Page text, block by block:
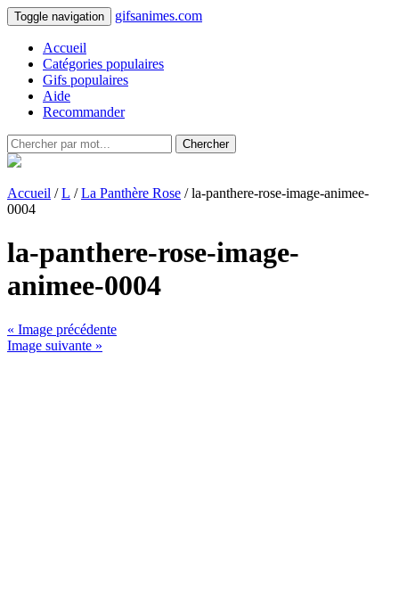
Toggle navigation gifsanimes.com
Accueil
Catégories populaires
Gifs populaires
Aide
Recommander
Chercher
Accueil /L /La Panthère Rose / la-panthere-rose-image-animee-
0004
la-panthere-rose-image-
animee-0004
« Image précédente
Image suivante »